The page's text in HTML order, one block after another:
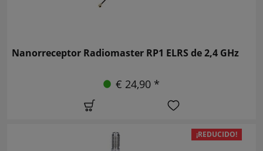
Nanorreceptor Radiomaster RP1 ELRS de 2,4 GHz
€ 24,90 *
¡REDUCIDO!